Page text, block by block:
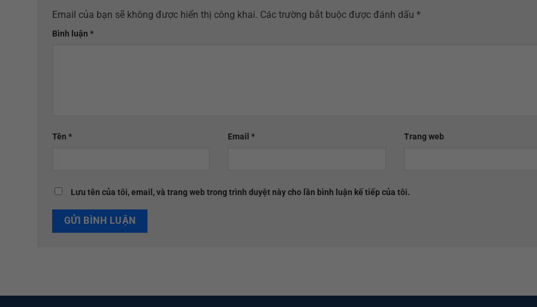
Email của bạn sẽ không được hiển thị công khai. Các trường bắt buộc được đánh dấu *
Bình luận *
Tên * Email* Trang web
Lưu tên của tôi, email, và trang web trong trình duyệt này cho lần bình luận kế tiếp của tôi.